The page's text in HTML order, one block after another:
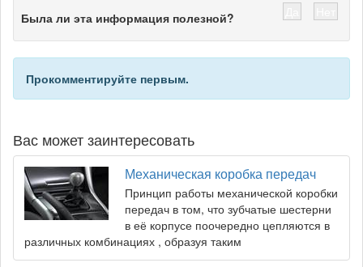
Была ли эта информация полезной?
Прокомментируйте первым.
Вас может заинтересовать
Механическая коробка передач
Принцип работы механической коробки
передач в том, что зубчатые шестерни
в её корпусе поочередно цепляются в
различных комбинациях , образуя таким